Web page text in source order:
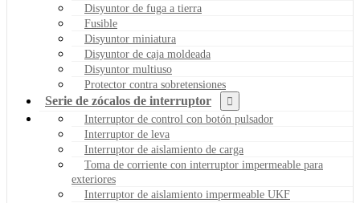
Disyuntor de fuga a tierra
Fusible
Disyuntor miniatura
Disyuntor de caja moldeada
Disyuntor multiuso
Protector contra sobretensiones
Serie de zócalos de interruptor
Interruptor de control con botón pulsador
Interruptor de leva
Interruptor de aislamiento de carga
Toma de corriente con interruptor impermeable para
exteriores
Interruptor de aislamiento impermeable UKF